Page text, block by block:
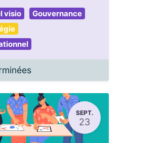
visio
Gouvernance
SEPT.
23